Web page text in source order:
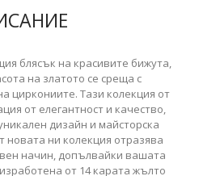
блясък на красивите бижута,
на златото се среща с
циркониите. Тази колекция от
от елегантност и качество,
дизайн и майсторска
новата ни колекция отразява
начин, допълвайки вашата
от 14 карата жълто